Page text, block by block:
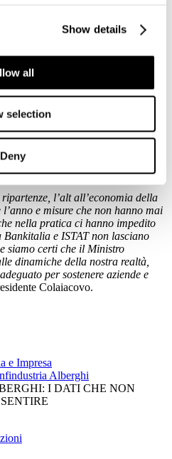
Show details
all
selection
Deny
questo abbiamo sostenuto sin da
realtà disponibili a prestare i
ma, al contempo abbiamo
per lo spostamento dei
vaccinale per gli stessi
e del turismo in generale. Un
una ripartenza rapida che
ad oggi già impegnate con
l’alt all’economia della
e misure che non hanno mai
nella pratica ci hanno impedito
e ISTAT non lasciano
siamo certi che il Ministro
dinamiche della nostra realtà,
per sostenere aziende e
Colaiacovo.
e Impresa
Alberghi
I DATI CHE NON